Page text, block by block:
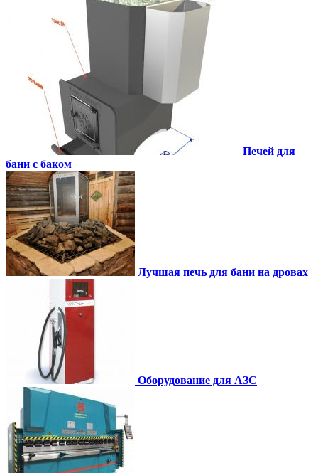
Печей для
бани с баком
Лучшая печь для бани на дровах
Оборудование для АЗС